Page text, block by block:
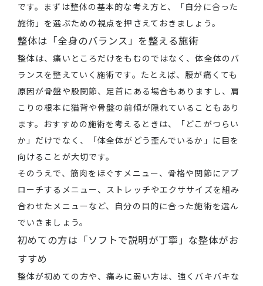
です。まずは整体の基本的な考え方と、「自分に合った
施術」を選ぶための視点を押さえておきましょう。
整体は「全身のバランス」を整える施術
整体は、痛いところだけをもむのではなく、体全体のバ
ランスを整えていく施術です。たとえば、腰が痛くても
原因が骨盤や股関節、足首にある場合もありますし、肩
こりの根本に猫背や骨盤の前傾が隠れていることもあり
ます。おすすめの施術を考えるときは、「どこがつらい
か」だけでなく、「体全体がどう歪んでいるか」に目を
向けることが大切です。
そのうえで、筋肉をほぐすメニュー、骨格や関節にアプ
ローチするメニュー、ストレッチやエクササイズを組み
合わせたメニューなど、自分の目的に合った施術を選ん
でいきましょう。
初めての方は「ソフトで説明が丁寧」な整体がお
すすめ
整体が初めての方や、痛みに弱い方は、強くバキバキな